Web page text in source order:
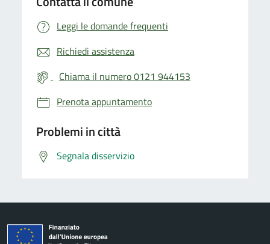
Leggi le domande frequenti
Richiedi assistenza
Chiama il numero 0121 944153
Prenota appuntamento
Problemi in città
Segnala disservizio